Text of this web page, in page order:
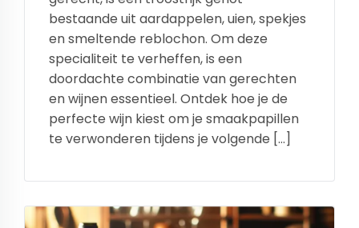
bestaande uit aardappelen, uien, spekjes
en smeltende reblochon. Om deze
specialiteit te verheffen, is een
doordachte combinatie van gerechten
en wijnen essentieel. Ontdek hoe je de
perfecte wijn kiest om je smaakpapillen
te verwonderen tijdens je volgende […]